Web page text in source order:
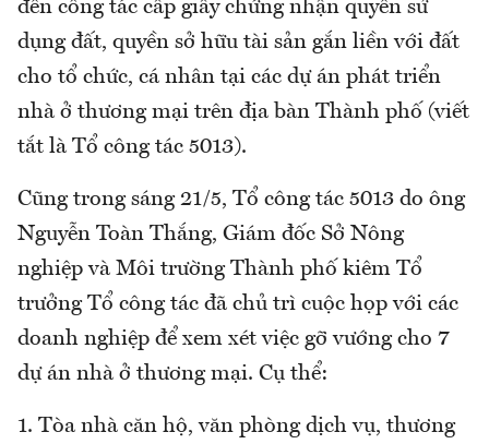
đến công tác cấp giấy chứng nhận quyền sử
dụng đất, quyền sở hữu tài sản gắn liền với đất
cho tổ chức, cá nhân tại các dự án phát triển
nhà ở thương mại trên địa bàn Thành phố (viết
tắt là Tổ công tác 5013).
Cũng trong sáng 21/5, Tổ công tác 5013 do ông
Nguyễn Toàn Thắng, Giám đốc Sở Nông
nghiệp và Môi trường Thành phố kiêm Tổ
trưởng Tổ công tác đã chủ trì cuộc họp với các
doanh nghiệp để xem xét việc gỡ vướng cho 7
dự án nhà ở thương mại. Cụ thể:
1. Tòa nhà căn hộ, văn phòng dịch vụ, thương